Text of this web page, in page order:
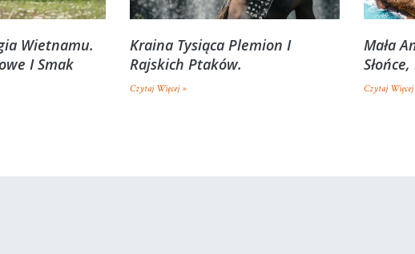
Wietnamu.
I Smak
Kraina Tysiąca Plemion I
Rajskich Ptaków.
Czytaj Więcej »
Mała
Czytaj Więcej